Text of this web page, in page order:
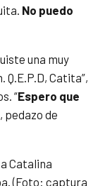
No puedo
una muy
Catita”,
“Espero que
, pedazo de